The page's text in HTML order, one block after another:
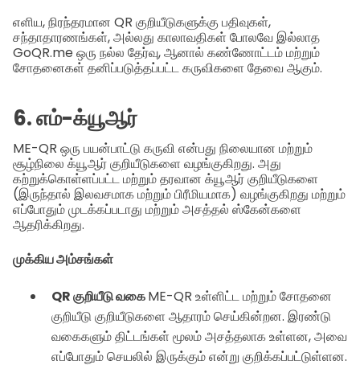
எளிய, நிரந்தரமான QR குறியீடுகளுக்கு பதிவுகள்,
சந்தாதாரணங்கள், அல்லது காலாவதிகள் போலவே இல்லாத
GoQR.me ஒரு நல்ல தேர்வு, ஆனால் கண்ணோட்டம் மற்றும்
சோதனைகள் தனிப்படுத்தப்பட்ட கருவிகளை தேவை ஆகும்.
6. எம்-க்யூஆர்
ME-QR ஒரு பயன்பாட்டு கருவி என்பது நிலையான மற்றும்
சூழ்நிலை க்யூஆர் குறியீடுகளை வழங்குகிறது. அது
கற்றுக்கொள்ளப்பட்ட மற்றும் தரவான க்யூஆர் குறியீடுகளை
(இருந்தால் இலவசமாக மற்றும் பிரீமியமாக) வழங்குகிறது மற்றும்
எப்போதும் முடக்கப்படாது மற்றும் அசத்தல் ஸ்கேன்களை
ஆதரிக்கிறது.
முக்கிய அம்சங்கள்
QR குறியீடு வகைME-QR உள்ளிட்ட மற்றும் சோதனை
குறியீடு குறியீடுகளை ஆதாரம் செய்கின்றன. இரண்டு
வகைகளும் திட்டங்கள் மூலம் அசத்தலாக உள்ளன, அவை
எப்போதும் செயலில் இருக்கும் என்று குறிக்கப்பட்டுள்ளன.